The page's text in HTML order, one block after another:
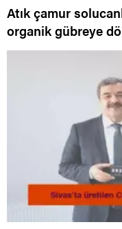
Atık çamur
organik gübreye